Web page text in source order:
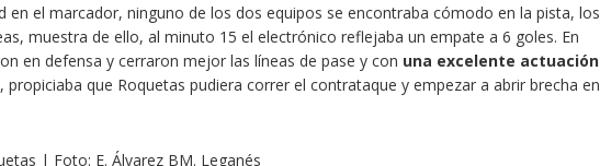
en el marcador, ninguno de los dos equipos se encontraba cómodo en la pista, los
muestra de ello, al minuto 15 el electrónico reflejaba un empate a 6 goles. En
en defensa y cerraron mejor las líneas de pase y con una excelente actuación
, propiciaba que Roquetas pudiera correr el contrataque y empezar a abrir brecha en